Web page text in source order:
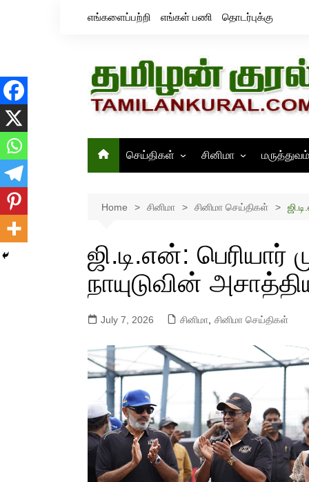
எங்களைப்பற்றி எங்கள் பணி தொடர்புக்கு
செய்திகள்
இந்தியா
சினிமா
திரைவிமர்சனம்
மருத்துவம்
Home சினிமா சினிமா செய்திகள்
ஜி.டி.என்: பெரியார்
நாயுடுவின்
July 7, 2026 சினிமா சினிமா செய்திகள்